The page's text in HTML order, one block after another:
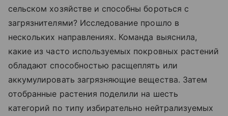
сельском хозяйстве и способны бороться с
загрязнителями? Исследование прошло в
нескольких направлениях. Команда выяснила,
какие из часто используемых покровных растений
обладают способностью расщеплять или
аккумулировать загрязняющие вещества. Затем
отобранные растения поделили на шесть
категорий по типу избирательно нейтрализуемых